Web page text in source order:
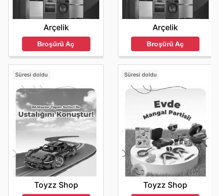
Arçelik
Broşürü Aç
Arçelik
Broşürü Aç
Süresi doldu
Toyzz Shop
Süresi doldu
Toyzz Shop